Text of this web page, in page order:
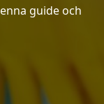
guide och